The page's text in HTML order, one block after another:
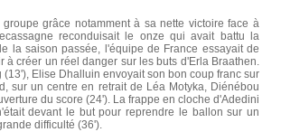
grâce notamment à sa nette victoire face à
reconduisait le onze qui avait battu la
la saison passée, l'équipe de France essayait de
créer un réel danger sur les buts d'Erla Braathen.
Elise Dhalluin envoyait son bon coup franc sur
sur un centre en retrait de Léa Motyka, Diénébou
du score (24'). La frappe en cloche d'Adedini
devant le but pour reprendre le ballon sur un
difficulté (36').